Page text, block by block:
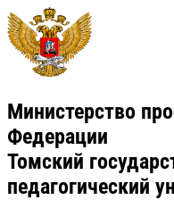
Министерство
Федерации
Томский
педагогический